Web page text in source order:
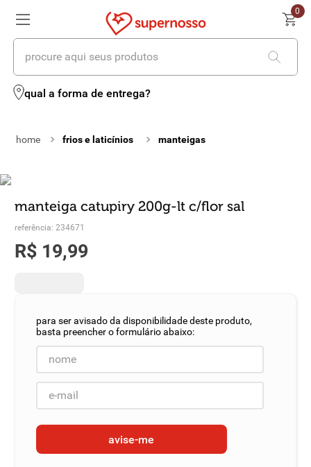
0
procure aqui seus produtos
qual a forma de entrega?
frios e laticínios manteigas
manteiga catupiry 200g-lt c/flor sal
referência: 234671
R$ 19,99
avise-me
termos mais buscados
2º leite
4 º iogurte
5º queijo
6º vinhos
º detergente
º macarrão
10º chocolate